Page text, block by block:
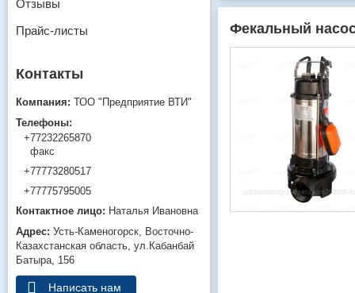
Фекальный
Отзывы
Прайс-листы
ТОО "Предприятие ВТИ"
+77232265870
факс
+77773280517
+77775795005
Наталья Ивановна
Усть-Каменогорск
Восточно-
Казахстанская область ул.Кабанбай
Батыра, 156
Написать нам